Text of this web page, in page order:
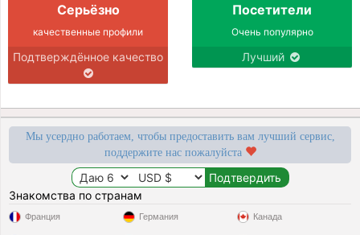
Серьёзно
качественные профили
Подтверждённое качество
Посетители
Очень популярно
Лучший
Мы усердно работаем, чтобы предоставить вам лучший сервис,
поддержите нас пожалуйста
Знакомства по странам
Франция Германия Канада